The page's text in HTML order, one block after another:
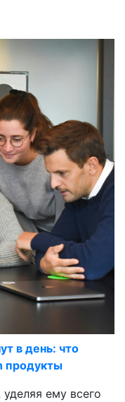
в день: что
продукты
ему всего